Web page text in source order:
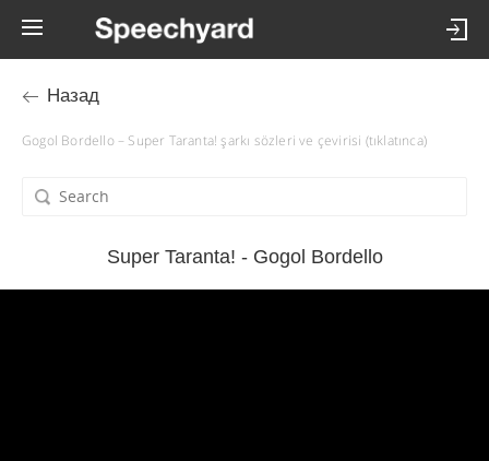
Назад
Gogol Bordello – Super Taranta! şarkı sözleri ve çevirisi (tıklatınca)
Super Taranta! - Gogol Bordello